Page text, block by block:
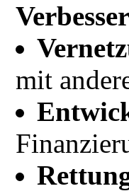
mit